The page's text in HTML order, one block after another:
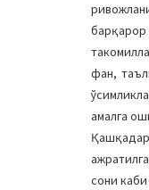
фан,
амалга
сони каби